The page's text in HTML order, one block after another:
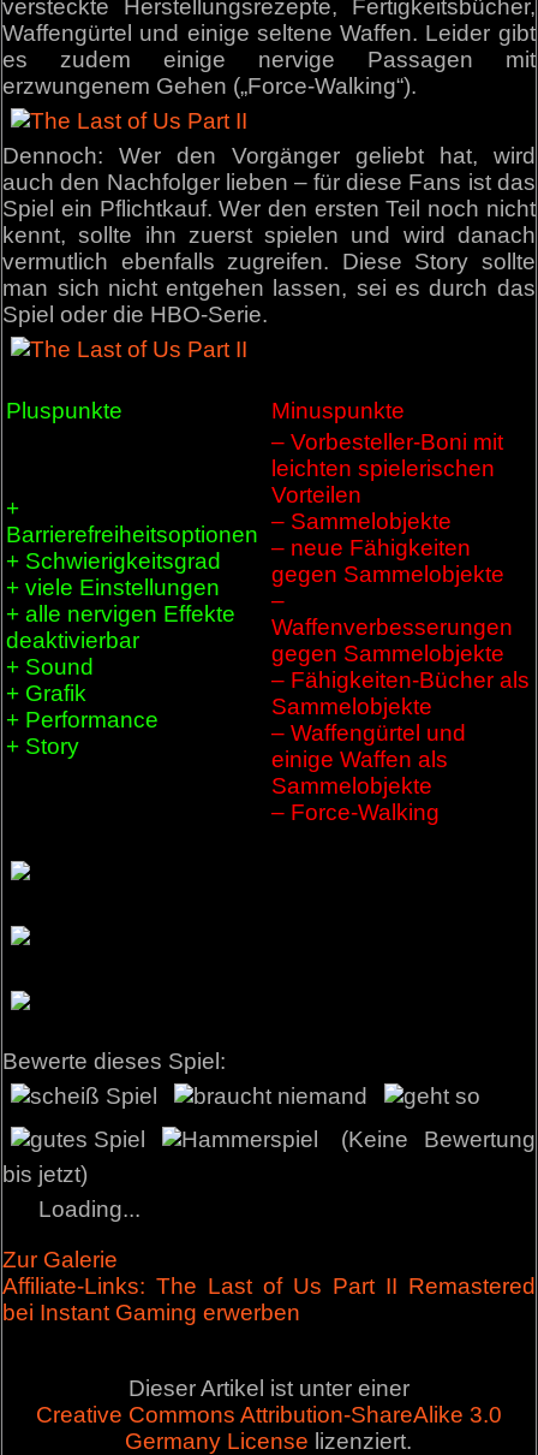
versteckte Herstellungsrezepte, Fertigkeitsbücher,
Waffengürtel und einige seltene Waffen. Leider gibt
es zudem einige nervige Passagen mit
erzwungenem Gehen („Force-Walking“).
Dennoch: Wer den Vorgänger geliebt hat, wird
auch den Nachfolger lieben – für diese Fans ist das
Spiel ein Pflichtkauf. Wer den ersten Teil noch nicht
kennt, sollte ihn zuerst spielen und wird danach
vermutlich ebenfalls zugreifen. Diese Story sollte
man sich nicht entgehen lassen, sei es durch das
Spiel oder die HBO-Serie.
Pluspunkte Minuspunkte
+
Barrierefreiheitsoptionen
+ Schwierigkeitsgrad
+ viele Einstellungen
+ alle nervigen Effekte
deaktivierbar
+ Sound
+ Grafik
+ Performance
+ Story
– Vorbesteller-Boni mit
leichten spielerischen
Vorteilen
– Sammelobjekte
– neue Fähigkeiten
gegen Sammelobjekte
–
Waffenverbesserungen
gegen Sammelobjekte
– Fähigkeiten-Bücher als
Sammelobjekte
– Waffengürtel und
einige Waffen als
Sammelobjekte
– Force-Walking
Bewerte dieses Spiel:
(Keine Bewertung
bis jetzt)
Loading...
Zur Galerie
Affiliate-Links: The Last of Us Part II Remastered
bei Instant Gaming erwerben
Dieser Artikel ist unter einer
Creative Commons Attribution-ShareAlike 3.0
Germany License lizenziert.